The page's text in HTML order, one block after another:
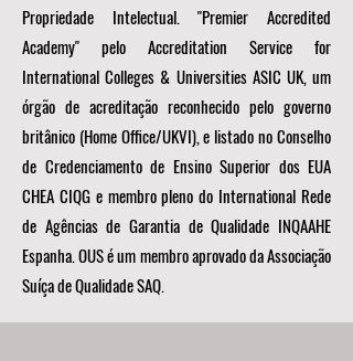
Propriedade Intelectual. "Premier Accredited
Academy" pelo Accreditation Service for
International Colleges & Universities ASIC UK, um
órgão de acreditação reconhecido pelo governo
britânico (Home Office/UKVI), e listado no Conselho
de Credenciamento de Ensino Superior dos EUA
CHEA CIQG e membro pleno do International Rede
de Agências de Garantia de Qualidade INQAAHE
Espanha. OUS é um membro aprovado da Associação
Suíça de Qualidade SAQ.